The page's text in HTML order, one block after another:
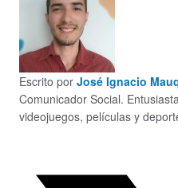
Escrito por José Ignacio
Comunicador Social.
videojuegos, películas y